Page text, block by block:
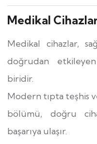
Medikal
Medikal cihazlar,
doğrudan
biridir.
Modern tıpta teşhis
bölümü, doğru
başarıya ulaşır.